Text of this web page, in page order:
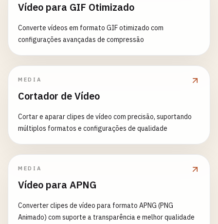
Vídeo para GIF Otimizado
Converte vídeos em formato GIF otimizado com
configurações avançadas de compressão
MEDIA
Cortador de Vídeo
Cortar e aparar clipes de vídeo com precisão, suportando
múltiplos formatos e configurações de qualidade
MEDIA
Vídeo para APNG
Converter clipes de vídeo para formato APNG (PNG
Animado) com suporte a transparência e melhor qualidade